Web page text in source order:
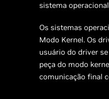
sistema
Os sistemas
Modo Kernel. Os
usuário do driver
peça do modo
comunicação final